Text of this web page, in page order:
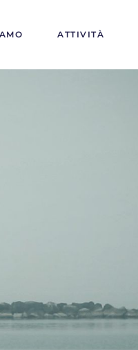
ATTIVITÀ